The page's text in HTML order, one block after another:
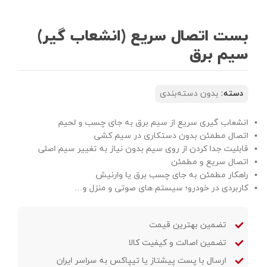
بست اتصال سریع (انشعاب گیر)
سیم برق
دسته: بدون دسته‌بندی
انشعاب گیری سریع از سیم برق به جای چسب و لحیم
اتصال مطمئن بدون دستکاری در سیم کشی
قابلیت جدا کردن از روی سیم بدون نیاز به تغییر سیم اصلی
اتصال سریع و مطمئن
راهکار مطمئن به جای چسب برق یا وارنیش
کاربردی در خودرو؛ سیستم های صوتی و منزل و…
تضمین بهترین قیمت
تضمین اصالت و کیفیت کالا
ارسال با پست پیشتاز یا تیپاکس به سراسر ایران